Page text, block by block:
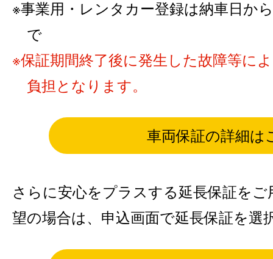
事業用・レンタカー登録は納車日か
で
保証期間終了後に発生した故障等に
負担となります。
車両保証の詳細は
さらに安心をプラスする延長保証を
望の場合は、申込画面で延長保証を選